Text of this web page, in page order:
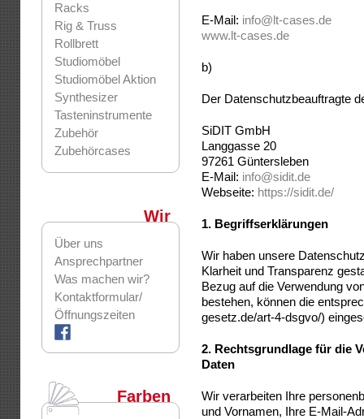
Racks
Rig & Truss
Rollbrett
Studiomöbel
Studiomöbel Aktion
Synthesizer
Tasteninstrumente
Zubehör
Zubehörcases
Wir
Über uns
Ansprechpartner
Was machen wir?
Kontaktformular/
Öffnungszeiten
Farben
E-Mail: info@lt-cases.de
www.lt-cases.de
b)
Der Datenschutzbeauftragte
SiDIT GmbH
Langgasse 20
97261 Güntersleben
E-Mail: info@sidit.de
Webseite: https://sidit.de/
1. Begriffserklärungen
Wir haben unsere
Klarheit und Transparenz
Bezug auf die Verwendung
bestehen, können die
gesetz.de/art-4-dsgvo/)
2. Rechtsgrundlage für die
Daten
Wir verarbeiten Ihre
und Vornamen, Ihre E-Mail-